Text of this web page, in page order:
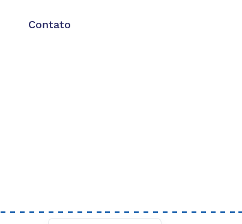
Contato